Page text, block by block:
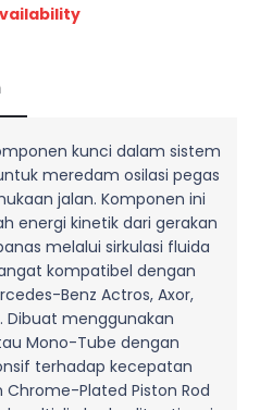
kunci dalam sistem
meredam osilasi pegas
jalan. Komponen ini
energi kinetik dari gerakan
melalui sirkulasi fluida
kompatibel dengan
Benz Actros, Axor,
Dibuat menggunakan
Mono-Tube dengan
terhadap kecepatan
Plated Piston Rod